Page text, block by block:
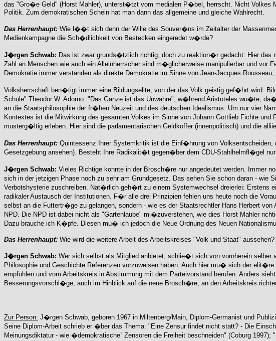
das "Gro�e Geld" (Horst Mahler), unterst�tzt vom medialen P�bel, herrscht. Nicht
Politik. Zum demokratischen Schein hat man dann das allgemeine und gleiche Wahlrecht.
Das Herrenhaupt: Wie l��t sich denn der Wille des Souver�ns im Zeitalter der
Medienkampagne die Sch�dlichkeit von Bestecken eingeredet w�rde?
J�rgen Schwab: Das ist zwar grunds�tzlich richtig, doch zu reaktion�r gedacht: Hier das
Zahl an Menschen wie auch ein Alleinherrscher sind m�glicherweise manipulierbar und
Demokratie immer verstanden als direkte Demokratie im Sinne von Jean-Jacques
Volksherrschaft ben�tigt immer eine Bildungselite, von der das Volk geistig gef�hrt wird.
Schule" Theodor W. Adorno: "Das Ganze ist das Unwahre", w�hrend Aristoteles wu�te,
an die Staatsphilosophie der fr�hen Neuzeit und des deutschen Idealismus. Um nur vier
Kontextes ist die Mitwirkung des gesamten Volkes im Sinne von Johann Gottlieb Fichte
musterg�ltig erleben. Hier sind die parlamentarischen Geldkoffer (innenpolitisch) und die
Das Herrenhaupt: Quintessenz Ihrer Systemkritik ist die Einf�hrung von
Gesetzgebung ansehen). Besteht Ihre Radikalit�t gegen�ber dem CDU-Stahlhelmfl�gel
J�rgen Schwab: Vieles Richtige konnte in der Brosch�re nur angedeutet werden.
sich in der jetzigen Phase noch zu sehr am Grundgesetz. Das sehen Sie schon daran -
Verbotshysterie zuschreiben. Nat�rlich geh�rt zu einem Systemwechsel dreierlei: Erstens
radikaler Austausch der Institutionen. F�r alle drei Prinzipien fehlen uns heute noch die
selbst an die Futtertr�ge zu gelangen, sondern - wie es der Staatsrechtler Hans Herbert
NPD. Die NPD ist dabei nicht als "Gartenlaube" mi�zuverstehen, wie dies Horst Mahler
Dazu brauche ich K�pfe. Diesen mu� ich jedoch die Neue Ordnung des Neuen
Das Herrenhaupt: Wie wird die weitere Arbeit des Arbeitskreises "Volk und Staat"
J�rgen Schwab: Wer sich selbst als Mitglied anbietet, schlie�t sich von vornherein
Philosophie und Geschichte Referenzen vorzuweisen haben. Auch hier mu� sich der
empfohlen und vom Arbeitskreis in Abstimmung mit dem Parteivorstand berufen. Anders
Besserungsvorschl�ge, auch im Hinblick auf die neue Brosch�re, an den Arbeitskreis
Zur Person: J�rgen Schwab, geboren 1967 in Miltenberg/Main, Diplom-Germanist und
Seine Diplom-Arbeit schrieb er �ber das Thema: "Eine Zensur findet nicht statt? - Die
Meinungsdiktatur - wie �demokratische` Zensoren die Freiheit beschneiden" (Coburg